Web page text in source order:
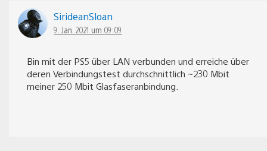
SirideanSloan
9. Jan. 2021 um 09:09
Bin mit der PS5 über LAN verbunden und erreiche über
deren Verbindungstest durchschnittlich ~230 Mbit
meiner 250 Mbit Glasfaseranbindung.